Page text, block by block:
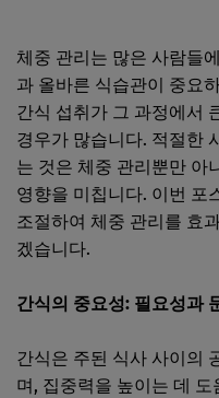
체중 관리는 많은 사람들
과 올바른 식습관이 중요
간식 섭취가 그 과정에서
경우가 많습니다. 적절한
는 것은 체중 관리뿐만 아
영향을 미칩니다. 이번 포
조절하여 체중 관리를 효
겠습니다.
간식의 중요성: 필요성과
간식은 주된 식사 사이의
며, 집중력을 높이는 데